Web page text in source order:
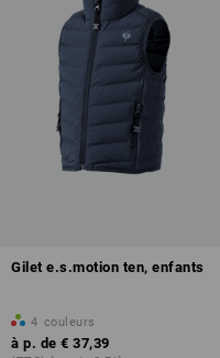
Gilet e.s.motion ten, enfants
4 couleurs
à p. de € 37,39